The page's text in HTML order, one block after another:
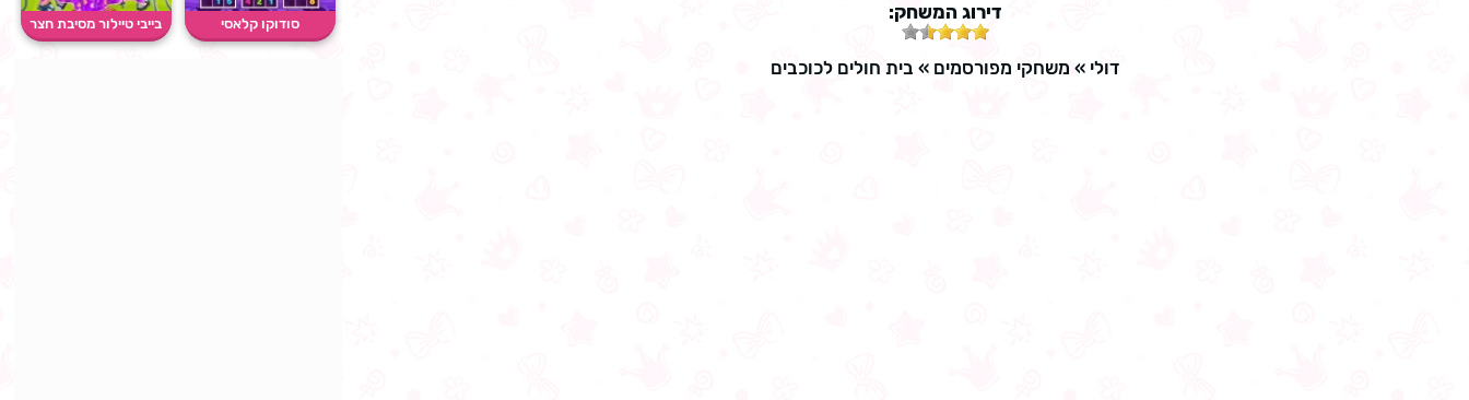
דירוג המשחק:
דולי » משחקי מפורסמים » בית חולים לכוכבים
סודוקו קלאסי בייבי טיילור מסיבת חצר